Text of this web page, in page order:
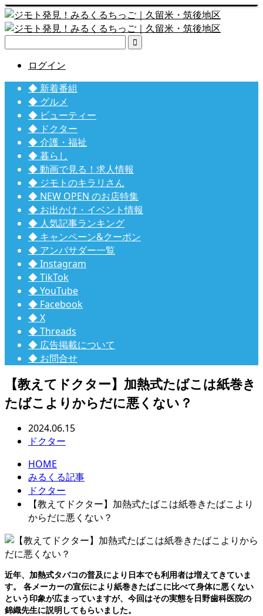

ログイン
◆ 新着番組
◆ グルメ
◆ ビューティー
◆ ドクター
◆ 介護・福祉
◆ 暮らし
◆ 動画で見る！求人情報
◆ ジモトのキラリさん
◆ NEW OPEN のお店特集
◆ お出かけ・イベント情報
◆ 人気記事ランキング
◆ キャンペーン&クーポン
◆ アンバサダー一覧
◆ Instagram
◆ TikTok
◆ YouTube
◆ Facebook
◆ X
◆ Threads
◆ 広告掲載について
◆ お問合せ
【教えてドクター】加熱式たばこは紙巻き
たばこよりからだに悪くない？
2024.06.15
ドクター
HOME
みるくる記事
ドクター
【教えてドクター】加熱式たばこは紙巻きたばこより
からだに悪くない？
近年、加熱式タバコの普及により日本でも利用者は増えてきていま
す。 各メーカーの宣伝により紙巻きたばこに比べて身体に悪くない
という印象が広まっていますが、今回はその実態を日野歯科医院の
錦織先生に説明してもらいました。